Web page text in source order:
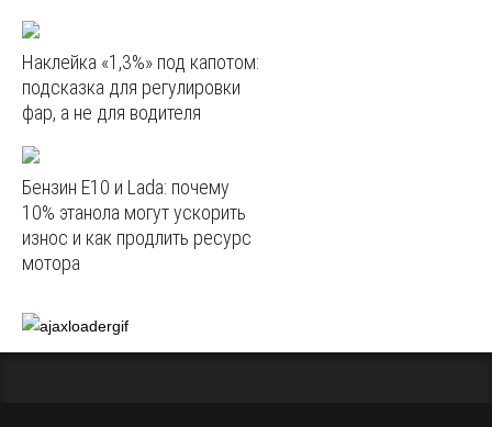
Наклейка «1,3%» под капотом:
подсказка для регулировки
фар, а не для водителя
Бензин E10 и Lada: почему
10% этанола могут ускорить
износ и как продлить ресурс
мотора